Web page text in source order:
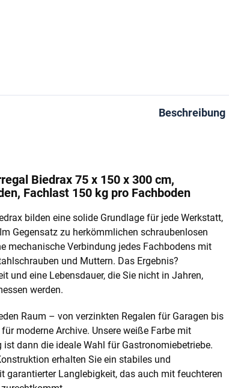
Beschreibung
Biedrax 75 x 150 x 300 cm,
Fachlast 150 kg pro Fachboden
bilden eine solide Grundlage für jede Werkstatt,
Gegensatz zu herkömmlichen schraubenlosen
mechanische Verbindung jedes Fachbodens mit
und Muttern. Das Ergebnis?
und eine Lebensdauer, die Sie nicht in Jahren,
werden.
Raum – von verzinkten Regalen für Garagen bis
moderne Archive. Unsere weiße Farbe mit
dann die ideale Wahl für Gastronomiebetriebe.
erhalten Sie ein stabiles und
garantierter Langlebigkeit, das auch mit feuchteren